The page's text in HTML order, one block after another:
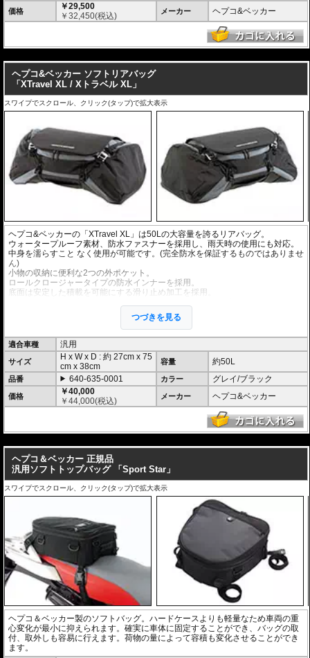
価格
￥29,500
￥32,450(税込) メーカー ヘプコ&ベッカー
ヘプコ&ベッカー ソフトリアバッグ
「XTravel XL / Xトラベル XL」
スワイプでスクロール、クリック(タップ)で拡大表示
ヘプコ&ベッカーの「XTravel XL」は50Lの大容量を誇るリアバッグ。
ウォータープルーフ素材、防水ファスナーを採用し、雨天時の使用にも対応。
中身を濡らすこと なく使用が可能です。(完全防水を保証するものではありませ
ん)
小物の収納に便利な2つの外ポケット。
ロールクロージャータイプの防水インナーを採用。
底面は安定した積載を可能にする滑り止め加工を採用。
持ち運びに便利なショルダーベルトを同梱。
ヘプコ&ベッカーのユニバーサルエクステンションなどと組み合わせて使用す
れば、更に安定した積載が可能。
つづきを見る
適合車種 汎用
サイズ H x W x D : 約27cm x75
cm x38cm 容量 約50L
品番 640-635-0001 カラー グレイ/ブラック
価格
￥40,000
￥44,000(税込) メーカー ヘプコ&ベッカー
ヘプコ＆ベッカー 正規品
汎用ソフトトップバッグ 「Sport Star」
スワイプでスクロール、クリック(タップ)で拡大表示
ヘプコ＆ベッカー製のソフトバッグ。ハードケースよりも軽量なため車両の重
心変化が最小に抑えられます。確実に車体に固定することができ、バッグの取
付、取外しも容易に行えます。荷物の量によって容積も変化させることができ
ます。